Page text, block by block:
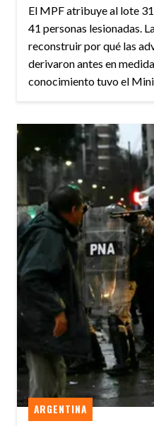
El MPF atribuye al lote
41 personas lesionadas.
reconstruir por qué las
derivaron antes en
conocimiento tuvo el
ARGENTINA